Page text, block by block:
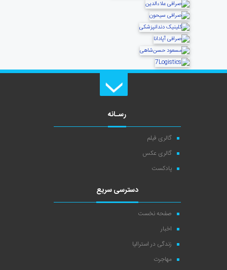
رسـانه
گالری فیلم
گالری عکس
پادکست
دسترسی سریع
صفحه نخست
اخبار
زندگی در استرالیا
مهاجرت